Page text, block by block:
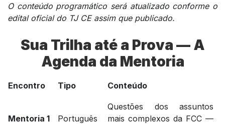
O conteúdo programático será atualizado conforme o
edital oficial do TJ CE assim que publicado.
Sua Trilha até a Prova — A
Agenda da Mentoria
Encontro Tipo Conteúdo
Mentoria 1 Português
Questões dos assuntos
mais complexos da FCC —